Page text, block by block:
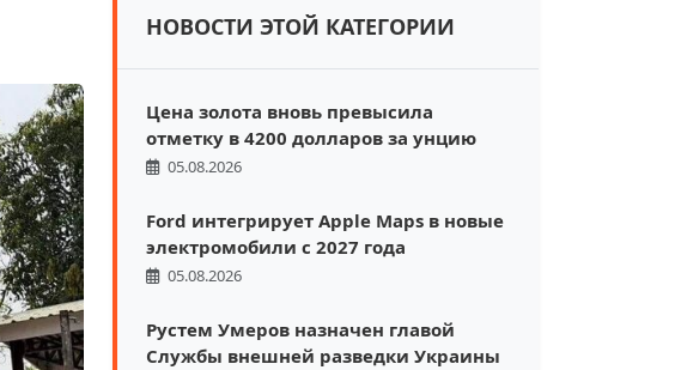
НОВОСТИ ЭТОЙ КАТЕГОРИИ
Цена золота вновь превысила
отметку в 4200 долларов за унцию
05.08.2026
Ford интегрирует Apple Maps в новые
электромобили с 2027 года
05.08.2026
Рустем Умеров назначен главой
Службы внешней разведки Украины